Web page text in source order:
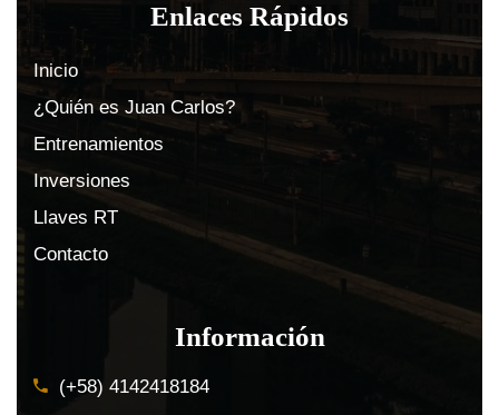
Enlaces Rápidos
Inicio
¿Quién es Juan Carlos?
Entrenamientos
Inversiones
Llaves RT
Contacto
Información
(+58) 4142418184